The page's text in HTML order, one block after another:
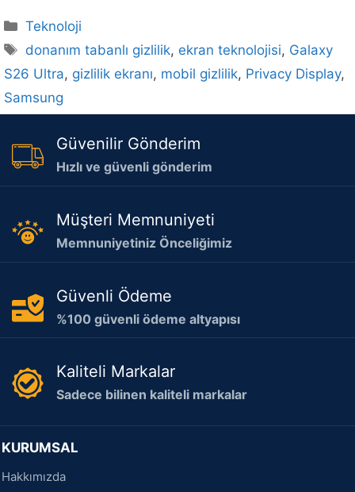
Kategoriler
Teknoloji
Etiketler
donanım tabanlı gizlilik, ekran teknolojisi, Galaxy
S26 Ultra, gizlilik ekranı, mobil gizlilik, Privacy Display,
Samsung
Güvenilir Gönderim
Hızlı ve güvenli gönderim
Müşteri Memnuniyeti
Memnuniyetiniz Önceliğimiz
Güvenli Ödeme
%100 güvenli ödeme altyapısı
Kaliteli Markalar
Sadece bilinen kaliteli markalar
KURUMSAL
Hakkımızda